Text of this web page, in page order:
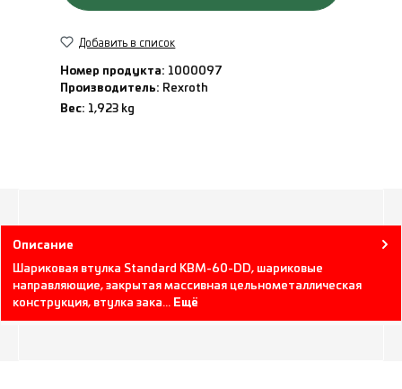
Добавить в список
Номер продукта: 1000097
Производитель: Rexroth
Вес: 1,923 kg
Описание
Шариковая втулка Standard KBM-60-DD, шариковые
направляющие, закрытая массивная цельнометаллическая
конструкция, втулка зака… Ещё